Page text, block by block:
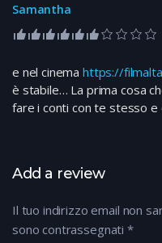
Add a review
Il tuo indirizzo email non
sono contrassegnati *
Samantha
e nel cinemahttps://
è stabile… La prima cosa
fare i conti con te stesso e